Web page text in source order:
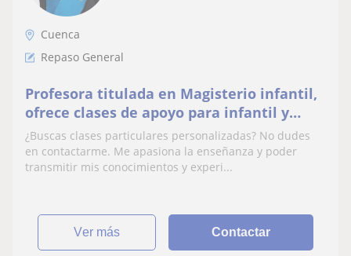
Cuenca
Repaso General
Profesora titulada en Magisterio infantil,
ofrece clases de apoyo para infantil y
primaria en Tarancón (Cuenca)
¿Buscas clases particulares personalizadas? No dudes
en contactarme. Me apasiona la enseñanza y poder
transmitir mis conocimientos y experi...
ver más Contactar